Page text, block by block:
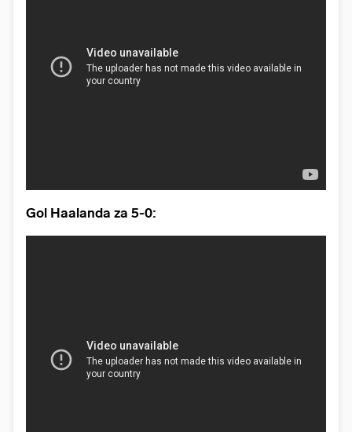
Gol Haalanda za 5-0: